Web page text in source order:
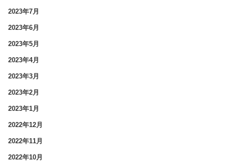
2023年7月
2023年6月
2023年5月
2023年4月
2023年3月
2023年2月
2023年1月
2022年12月
2022年11月
2022年10月